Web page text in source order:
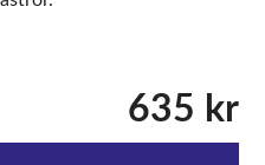
635 kr